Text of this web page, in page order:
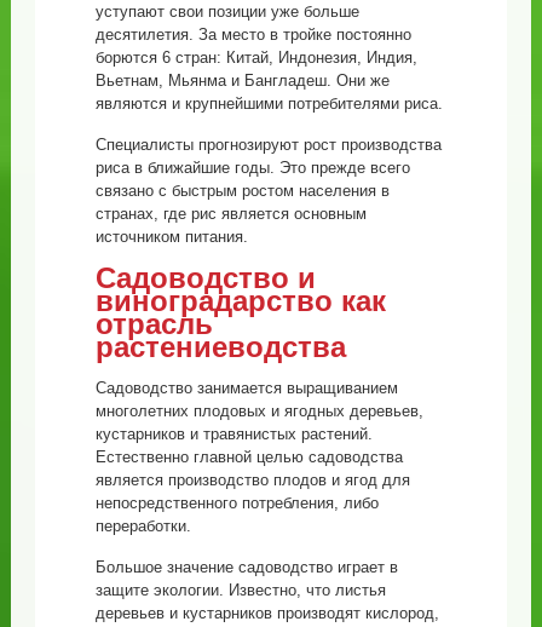
уступают свои позиции уже больше
десятилетия. За место в тройке постоянно
борются 6 стран: Китай, Индонезия, Индия,
Вьетнам, Мьянма и Бангладеш. Они же
являются и крупнейшими потребителями риса.
Специалисты прогнозируют рост производства
риса в ближайшие годы. Это прежде всего
связано с быстрым ростом населения в
странах, где рис является основным
источником питания.
Садоводство и
виноградарство как
отрасль
растениеводства
Садоводство занимается выращиванием
многолетних плодовых и ягодных деревьев,
кустарников и травянистых растений.
Естественно главной целью садоводства
является производство плодов и ягод для
непосредственного потребления, либо
переработки.
Большое значение садоводство играет в
защите экологии. Известно, что листья
деревьев и кустарников производят кислород,